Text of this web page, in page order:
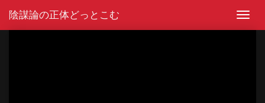
陰謀論の正体どっとこむ